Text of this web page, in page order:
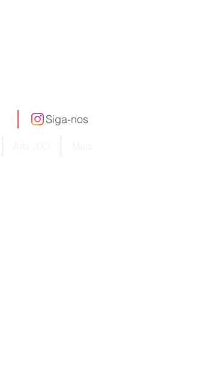
Siga-nos